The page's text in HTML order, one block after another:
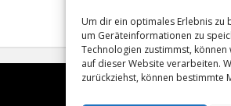
Um dir ein optimales Erlebnis zu
um Geräteinformationen zu
Technologien zustimmst,
auf dieser Website verarbeiten.
zurückziehst, können bestimmte